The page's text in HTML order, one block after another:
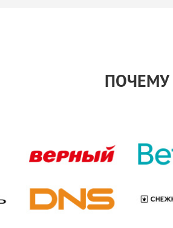
ПОЧЕМУ